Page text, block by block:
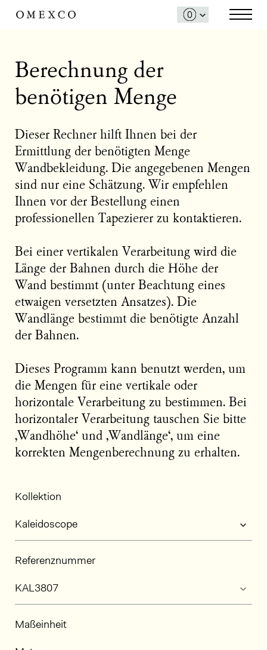
Berechnung der
benötigen Menge
Dieser Rechner hilft Ihnen bei der
Ermittlung der benötigten Menge
Wandbekleidung. Die angegebenen Mengen
sind nur eine Schätzung. Wir empfehlen
Ihnen vor der Bestellung einen
professionellen Tapezierer zu kontaktieren.
Bei einer vertikalen Verarbeitung wird die
Länge der Bahnen durch die Höhe der
Wand bestimmt (unter Beachtung eines
etwaigen versetzten Ansatzes). Die
Wandlänge bestimmt die benötigte Anzahl
der Bahnen.
Dieses Programm kann benutzt werden, um
die Mengen für eine vertikale oder
horizontale Verarbeitung zu bestimmen. Bei
horizontaler Verarbeitung tauschen Sie bitte
‚Wandhöhe‘ und ‚Wandlänge‘, um eine
korrekten Mengenberechnung zu erhalten.
Kollektion
Referenznummer
Maßeinheit